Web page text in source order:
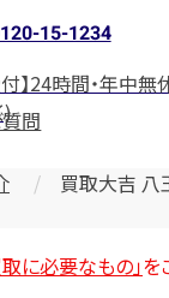
15-1234
】24時間・年中無
)
質問
買取大吉 八
取に必要なもの」を